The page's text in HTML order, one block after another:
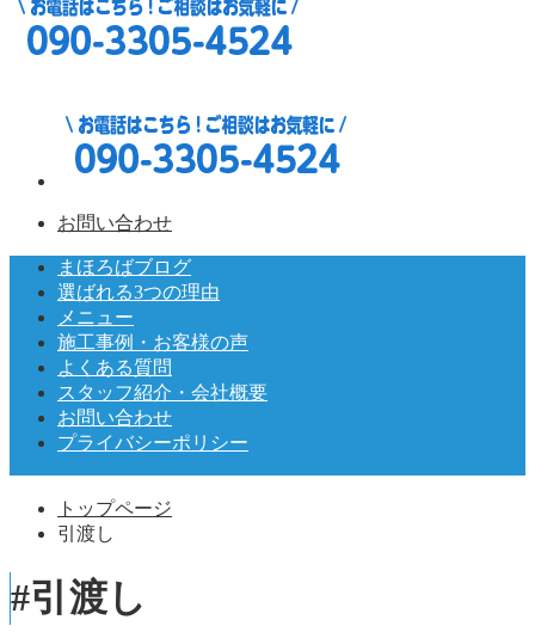
お問い合わせ
まほろばブログ
選ばれる3つの理由
メニュー
施工事例・お客様の声
よくある質問
スタッフ紹介・会社概要
お問い合わせ
プライバシーポリシー
トップページ
引渡し
#引渡し